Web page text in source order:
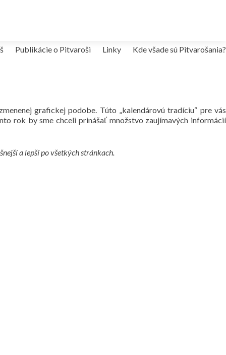
Publikácie o Pitvaroši Linky Kde všade sú Pitvarošania?
grafickej podobe. Túto „kalendárovú tradíciu“ pre vás
rok by sme chceli prinášať množstvo zaujímavých informácií
a lepší po všetkých stránkach.